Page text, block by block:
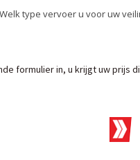
type vervoer u voor uw
formulier in, u krijgt uw prijs